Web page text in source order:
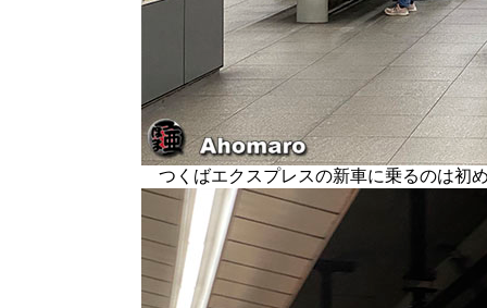
つくばエクスプレスの新車に乗るのは初